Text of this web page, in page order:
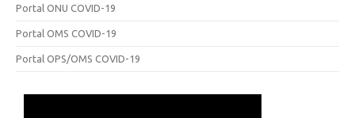
Portal ONU COVID-19
Portal OMS COVID-19
Portal OPS/OMS COVID-19